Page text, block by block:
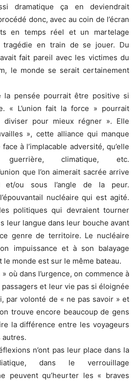
dramatique ça en deviendrait
donc, avec au coin de l’écran
en temps réel et un martelage
tragédie en train de se jouer. Du
fait pareil avec les victimes du
le monde se serait certainement
la pensée pourrait être positive si
« L’union fait la force » pourrait
diviser pour mieux régner ». Elle
», cette alliance qui manque
à l’implacable adversité, qu’elle
climatique, etc.
que l’on aimerait sacrée arrive
et/ou sous l’angle de la peur.
nucléaire qui est agité.
politiques qui devraient tourner
leur langue dans leur bouche avant
genre de territoire. Le nucléaire
impuissance et à son balayage
le monde est sur le même bateau.
où dans l’urgence, on commence à
et leur vie pas si éloignée
par volonté de « ne pas savoir » et
trouve encore beaucoup de gens
la différence entre les voyageurs
autres.
n’ont pas leur place dans la
dans le verrouillage
peuvent qu’heurter les « braves